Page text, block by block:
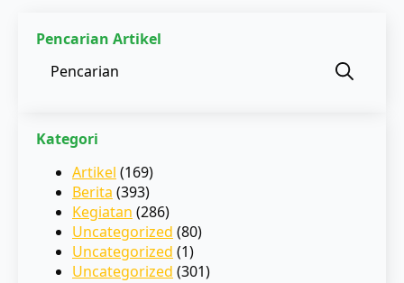
Pencarian Artikel
Kategori
Artikel (169)
Berita (393)
Kegiatan (286)
Uncategorized (80)
Uncategorized (1)
Uncategorized (301)